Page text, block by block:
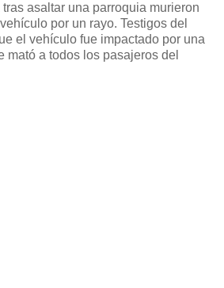
asaltar una parroquia murieron
por un rayo. Testigos del
el vehículo fue impactado por una
mató a todos los pasajeros del